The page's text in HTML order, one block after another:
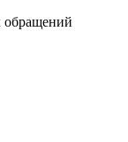
обращений